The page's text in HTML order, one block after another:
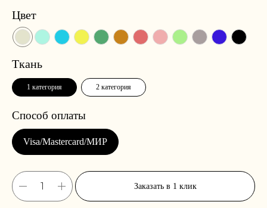
Цвет
Ткань
1 категория 2 категория
Заказать в 1 клик